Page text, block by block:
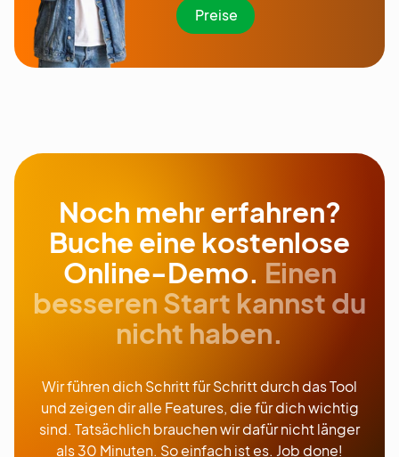
Preise
Noch mehr erfahren?
Buche eine kostenlose
Online-Demo. Einen
besseren Start kannst du
nicht haben.
Wir führen dich Schritt für Schritt durch das Tool
und zeigen dir alle Features, die für dich wichtig
sind. Tatsächlich brauchen wir dafür nicht länger
als 30 Minuten. So einfach ist es. Job done!